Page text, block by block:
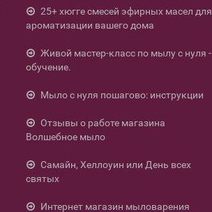
25+ хюгге смесей эфирных масел для
ароматизации вашего дома
Живой мастер-класс по мылу с нуля -
обучение.
Мыло с нуля пошагово: инструкции
Отзывы о работе магазина
Волшебное мыло
Самайн, Хеллоуин или День всех
святых
Интернет магазин мыловарения